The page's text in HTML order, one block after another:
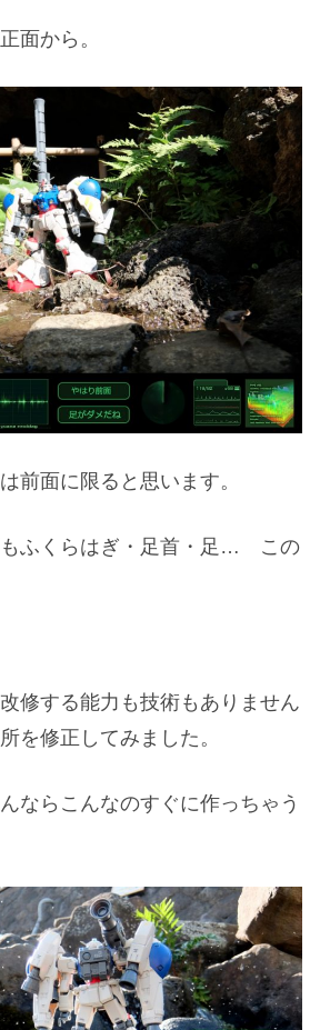
面から。
前面に限ると思います。
もふくらはぎ・足首・足… この
修する能力も技術もありません
を修正してみました。
ならこんなのすぐに作っちゃう